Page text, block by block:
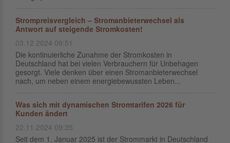
Strompreisvergleich – Stromanbieterwechsel als
Antwort auf steigende Stromkosten!
03.12.2024 09:51
Die kontinuierliche Zunahme der Stromkosten in
Deutschland hat bei vielen Verbrauchern für Unbehagen
gesorgt. Viele denken über einen Stromanbieterwechsel
nach, um neben einem energiebewussten Leben...
Was sich mit dynamischen Stromtarifen 2026 für
Kunden ändert
22.11.2024 09:35
Seit dem 1. Januar 2025 ist der Strommarkt in Deutschland